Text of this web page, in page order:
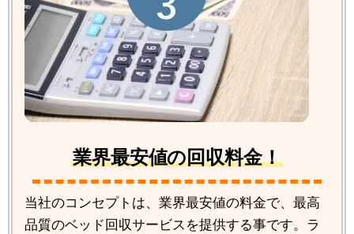
業界最安値の回収料金！
当社のコンセプトは、業界最安値の料金で、最高
品質のベッド回収サービスを提供する事です。ラ